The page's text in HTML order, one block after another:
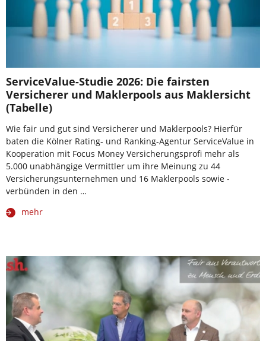
ServiceValue-Studie 2026: Die fairsten
Versicherer und Maklerpools aus Maklersicht
(Tabelle)
Wie fair und gut sind Versicherer und Maklerpools? Hierfür
baten die Kölner Rating- und Ranking-Agentur ServiceValue in
Kooperation mit Focus Money Versicherungsprofi mehr als
5.000 unabhängige Vermittler um ihre Meinung zu 44
Versicherungsunternehmen und 16 Maklerpools sowie -
verbünden in den …
mehr